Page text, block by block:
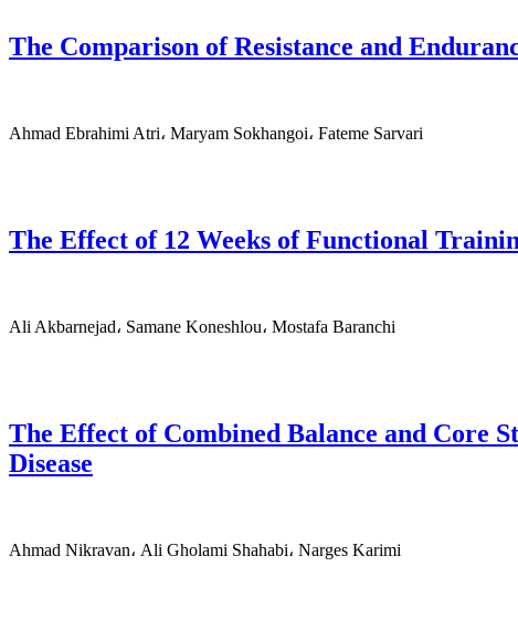
The Comparison of Resistance and
Ahmad Ebrahimi Atri، Maryam Sokhangoi، Fateme Sarvari
The Effect of 12 Weeks of Functional
Ali Akbarnejad، Samane Koneshlou، Mostafa Baranchi
The Effect of Combined Balance and Core
Disease
Ahmad Nikravan، Ali Gholami Shahabi، Narges Karimi